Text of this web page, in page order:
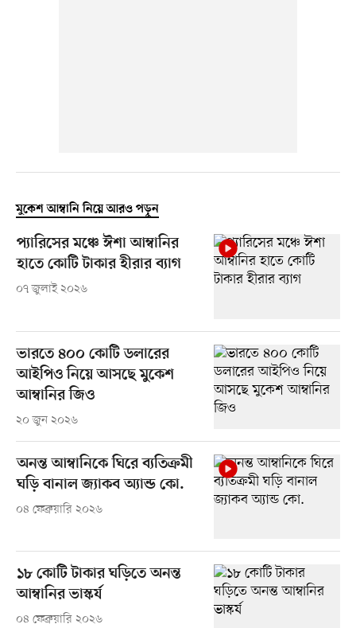
মুকেশ আম্বানি নিয়ে আরও পড়ুন
প্যারিসের মঞ্চে ঈশা আম্বানির
হাতে কোটি টাকার হীরার ব্যাগ
০৭ জুলাই ২০২৬
ভারতে ৪০০ কোটি ডলারের
আইপিও নিয়ে আসছে মুকেশ
আম্বানির জিও
২০ জুন ২০২৬
অনন্ত আম্বানিকে ঘিরে ব্যতিক্রমী
ঘড়ি বানাল জ্যাকব অ্যান্ড কো.
০৪ ফেব্রুয়ারি ২০২৬
১৮ কোটি টাকার ঘড়িতে অনন্ত
আম্বানির ভাস্কর্য
০৪ ফেব্রুয়ারি ২০২৬